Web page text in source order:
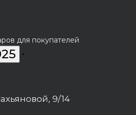
для покупателей
9/14